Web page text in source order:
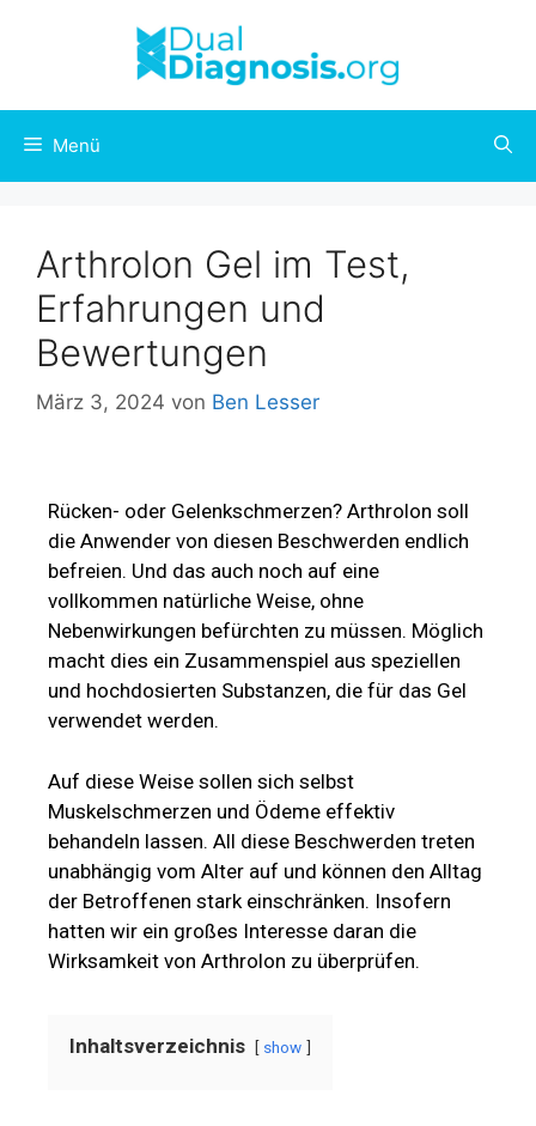
Menü
Arthrolon Gel im Test,
Erfahrungen und
Bewertungen
März 3, 2024 von Ben Lesser
Rücken- oder Gelenkschmerzen? Arthrolon soll
die Anwender von diesen Beschwerden endlich
befreien. Und das auch noch auf eine
vollkommen natürliche Weise, ohne
Nebenwirkungen befürchten zu müssen. Möglich
macht dies ein Zusammenspiel aus speziellen
und hochdosierten Substanzen, die für das Gel
verwendet werden.
Auf diese Weise sollen sich selbst
Muskelschmerzen und Ödeme effektiv
behandeln lassen. All diese Beschwerden treten
unabhängig vom Alter auf und können den Alltag
der Betroffenen stark einschränken. Insofern
hatten wir ein großes Interesse daran die
Wirksamkeit von Arthrolon zu überprüfen.
Inhaltsverzeichnis show